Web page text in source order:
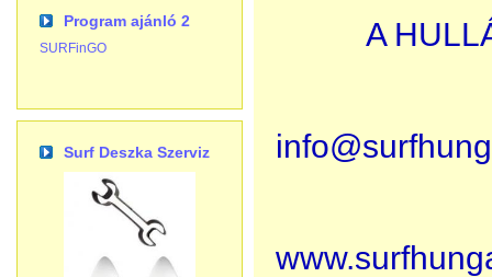
Program ajánló 2
SURFinGO
Surf Deszka Szerviz
A